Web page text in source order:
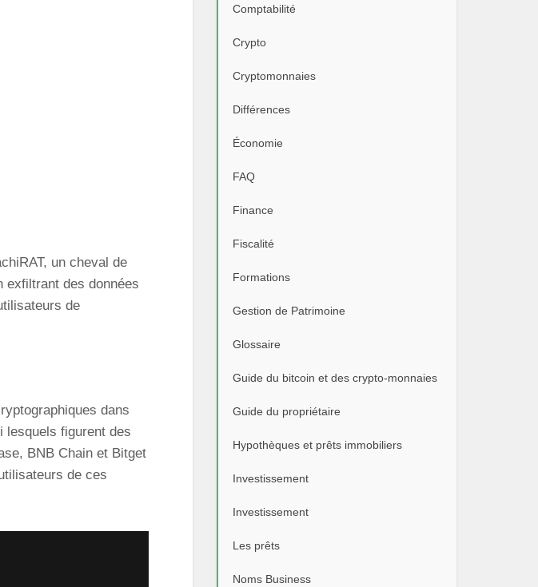
un cheval de
exfiltrant des données
de
dans
lesquels figurent des
BNB Chain et Bitget
de ces
Comptabilité
Crypto
Cryptomonnaies
Différences
Économie
FAQ
Finance
Fiscalité
Formations
Gestion de Patrimoine
Glossaire
Guide du bitcoin et des crypto-monnaies
Guide du propriétaire
Hypothèques et prêts immobiliers
Investissement
Investissement
Les prêts
Noms Business